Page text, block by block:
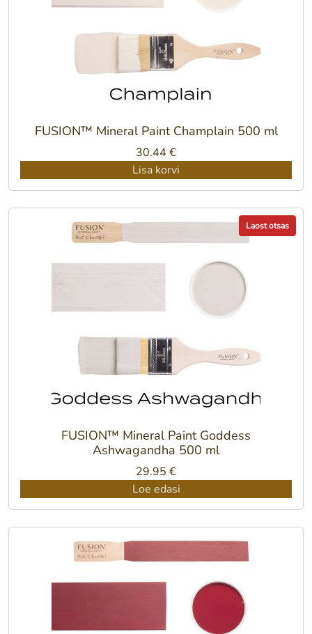
FUSION™ Mineral Paint Champlain 500 ml
30.44 €
Lisa korvi
Laost otsas
FUSION™ Mineral Paint Goddess
Ashwagandha 500 ml
29.95 €
Loe edasi